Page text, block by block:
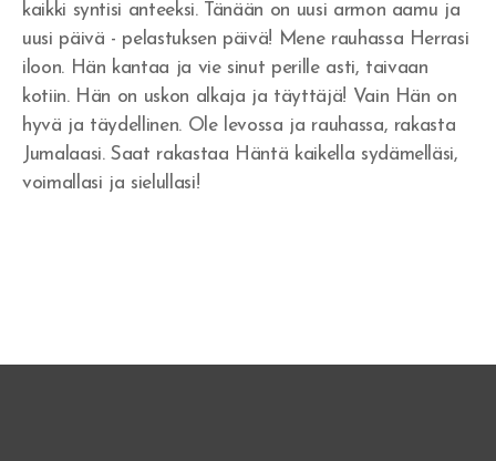
kaikki syntisi anteeksi. Tänään on uusi armon aamu ja
uusi päivä - pelastuksen päivä! Mene rauhassa Herrasi
iloon. Hän kantaa ja vie sinut perille asti, taivaan
kotiin. Hän on uskon alkaja ja täyttäjä! Vain Hän on
hyvä ja täydellinen. Ole levossa ja rauhassa, rakasta
Jumalaasi. Saat rakastaa Häntä kaikella sydämelläsi,
voimallasi ja sielullasi!
Alusta asti
Ilmestysmaja
Rakkaudentunnustus